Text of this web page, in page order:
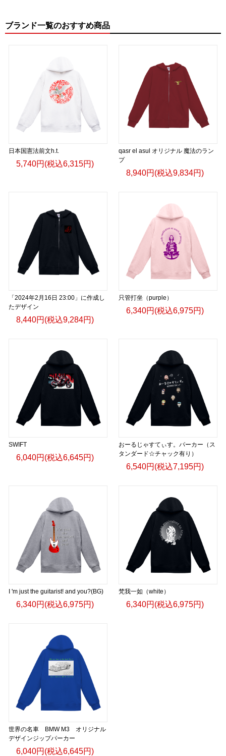
ブランド一覧のおすすめ商品
日本国憲法前文h.t.
5,740円(税込6,315円)
qasr el asul オリジナル 魔法のラン
プ
8,940円(税込9,834円)
「2024年2月16日 23:00」に作成し
たデザイン
8,440円(税込9,284円)
只管打坐（purple）
6,340円(税込6,975円)
SWIFT
6,040円(税込6,645円)
おーるじゃすてぃす。パーカー（ス
タンダード☆チャック有り）
6,540円(税込7,195円)
I 'm just the guitarist! and you?(BG)
6,340円(税込6,975円)
梵我一如（white）
6,340円(税込6,975円)
世界の名車 BMW M3 オリジナル
デザインジップパーカー
6,040円(税込6,645円)